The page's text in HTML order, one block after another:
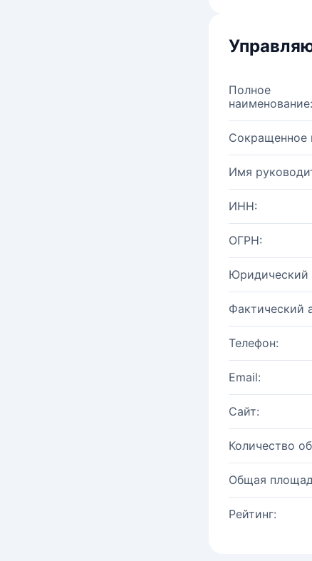
Полное
наименование:
Сокращенное
Имя
ИНН:
ОГРН:
Юридический
Фактический
Телефон:
Email:
Сайт:
Количество
Общая
Рейтинг: